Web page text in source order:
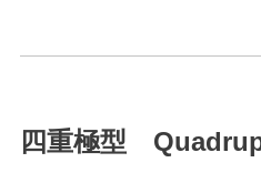
四重極型